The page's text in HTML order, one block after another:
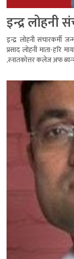
इन्द्र लोहनी
इन्द्र लोहनी संचारकर्मी
प्रसाद लोहनी माता-हरि
,स्नातकोत्तर कलेज अफ